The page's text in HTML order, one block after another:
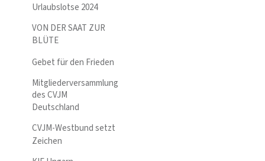
Urlaubslotse 2024
VON DER SAAT ZUR
BLÜTE
Gebet für den Frieden
Mitgliederversammlung
des CVJM
Deutschland
CVJM-Westbund setzt
Zeichen